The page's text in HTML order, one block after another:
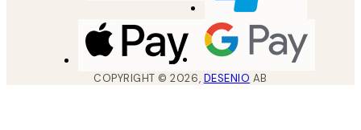
COPYRIGHT ©2026, DESENIO AB